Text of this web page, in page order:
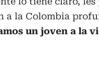
a la Colombia
un joven a la